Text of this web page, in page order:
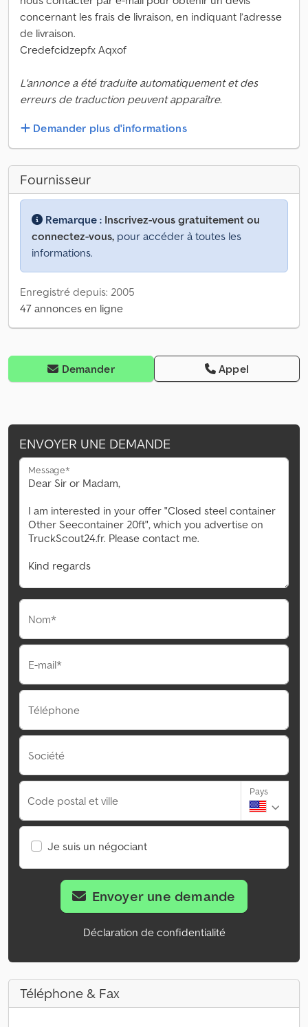
concernant les frais de livraison, en indiquant l’adresse
de livraison.
Credefcidzepfx Aqxof
L'annonce a été traduite automatiquement et des
erreurs de traduction peuvent apparaître.
Demander plus d'informations
Fournisseur
Remarque : Inscrivez-vous gratuitement ou
connectez-vous, pour accéder à toutes les
informations.
Enregistré depuis: 2005
47 annonces en ligne
Demander Appel
ENVOYER UNE DEMANDE
Message*
Nom*
E-mail*
Téléphone
Société
Code postal et ville
Pays
Je suis un négociant
Envoyer une demande
Déclaration de confidentialité
Téléphone & Fax